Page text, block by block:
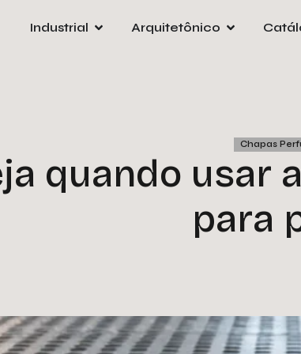
Industrial Arquitetônico
Chapas
quando usar
para